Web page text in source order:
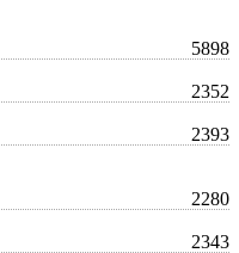
5898
2352
2393
2280
2343